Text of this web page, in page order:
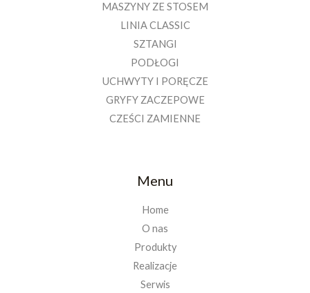
MASZYNY ZE STOSEM
LINIA CLASSIC
SZTANGI
PODŁOGI
UCHWYTY I PORĘCZE
GRYFY ZACZEPOWE
CZEŚCI ZAMIENNE
Menu
Home
O nas
Produkty
Realizacje
Serwis